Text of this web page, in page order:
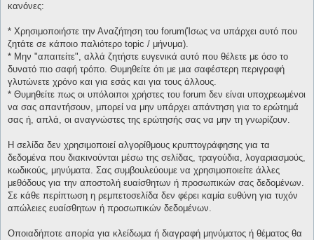
κανόνες:
* Χρησιμοποιήστε την Αναζήτηση του forum(Ίσως να υπάρχει αυτό που
ζητάτε σε κάποιο παλιότερο topic / μήνυμα).
* Μην "απαιτείτε", αλλά ζητήστε ευγενικά αυτό που θέλετε με όσο το
δυνατό πιο σαφή τρόπο. Θυμηθείτε ότι με μια σαφέστερη περιγραφή
γλυτώνετε χρόνο και για εσάς και για τους άλλους.
* Θυμηθείτε πως οι υπόλοιποι χρήστες του forum δεν είναι υποχρεωμένοι
να σας απαντήσουν, μπορεί να μην υπάρχει απάντηση για το ερώτημά
σας ή, απλά, οι αναγνώστες της ερώτησής σας να μην τη γνωρίζουν.
Η σελίδα δεν χρησιμοποιεί αλγορίθμους κρυπτογράφησης για τα
δεδομένα που διακινούνται μέσω της σελίδας, τραγούδια, λογαριασμούς,
κωδικούς, μηνύματα. Σας συμβουλεύουμε να χρησιμοποιείτε άλλες
μεθόδους για την αποστολή ευαίσθητων ή προσωπικών σας δεδομένων.
Σε κάθε περίπτωση η ρεμπετοσελίδα δεν φέρει καμία ευθύνη για τυχόν
απώλειες ευαίσθητων ή προσωπικών δεδομένων.
Οποιαδήποτε απορία για κλείδωμα ή διαγραφή μηνύματος ή θέματος θα